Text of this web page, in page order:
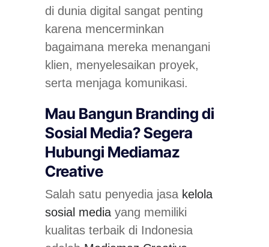
di dunia digital sangat penting
karena mencerminkan
bagaimana mereka menangani
klien, menyelesaikan proyek,
serta menjaga komunikasi.
Mau Bangun Branding di
Sosial Media? Segera
Hubungi Mediamaz
Creative
Salah satu penyedia jasa kelola
sosial mediayang memiliki
kualitas terbaik di Indonesia